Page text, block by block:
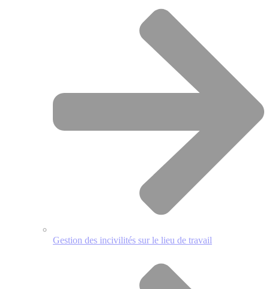
Gestion des incivilités sur le lieu de travail